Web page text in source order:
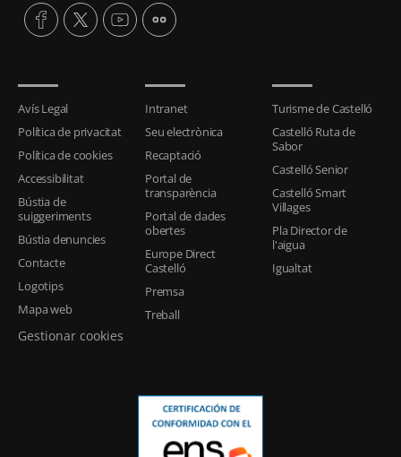
Avís Legal
Política de privacitat
Política de cookies
Accessibilitat
Bústia de
suiggeriments
Bústia denuncies
Contacte
Logotips
Mapa web
Gestionar cookies
Intranet
Seu electrònica
Recaptació
Portal de
transparència
Portal de dades
obertes
Europe Direct
Castelló
Premsa
Treball
Turisme de Castelló
Castelló Ruta de
Sabor
Castelló Senior
Castelló Smart
Villages
Pla Director de
l'aigua
Igualtat